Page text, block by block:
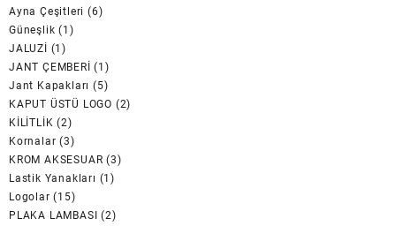
Ayna Çeşitleri (6)
Güneşlik (1)
JALUZİ (1)
JANT ÇEMBERİ (1)
Jant Kapakları (5)
KAPUT ÜSTÜ LOGO (2)
KİLİTLİK (2)
Kornalar (3)
KROM AKSESUAR (3)
Lastik Yanakları (1)
Logolar (15)
PLAKA LAMBASI (2)